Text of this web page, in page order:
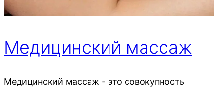
Медицинский массаж
Медицинский массаж - это совокупность